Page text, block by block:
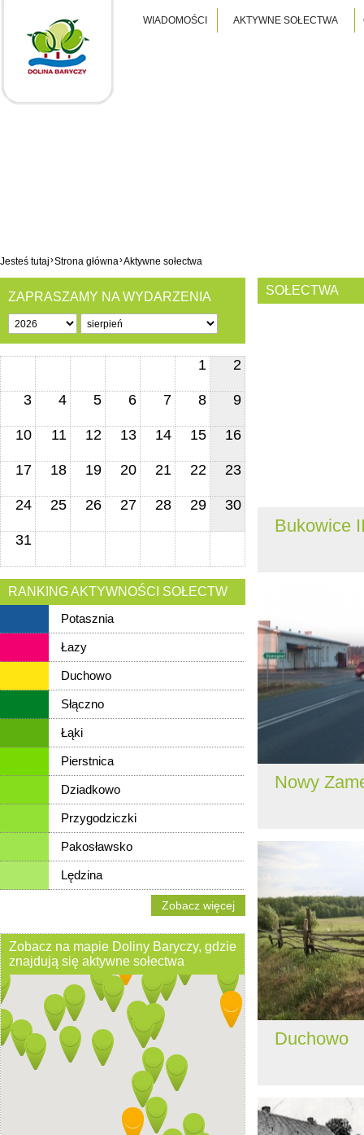
WIADOMOŚCI AKTYWNE SOŁECTWA
Jesteś tutaj›Strona główna›Aktywne sołectwa
ZAPRASZAMY NA WYDARZENIA
1 2
3 4 5 6 7 8 9
10 11 12 13 14 15 16
17 18 19 20 21 22 23
24 25 26 27 28 29 30
31
RANKING AKTYWNOŚCI SOŁECTW
Potasznia
Łazy
Duchowo
Słączno
Łąki
Pierstnica
Dziadkowo
Przygodziczki
Pakosławsko
Lędzina
Zobacz więcej
Zobacz na mapie Doliny Baryczy, gdzie
znajdują się aktywne sołectwa
SOŁECTWA
Bukowice
Nowy
Duchowo